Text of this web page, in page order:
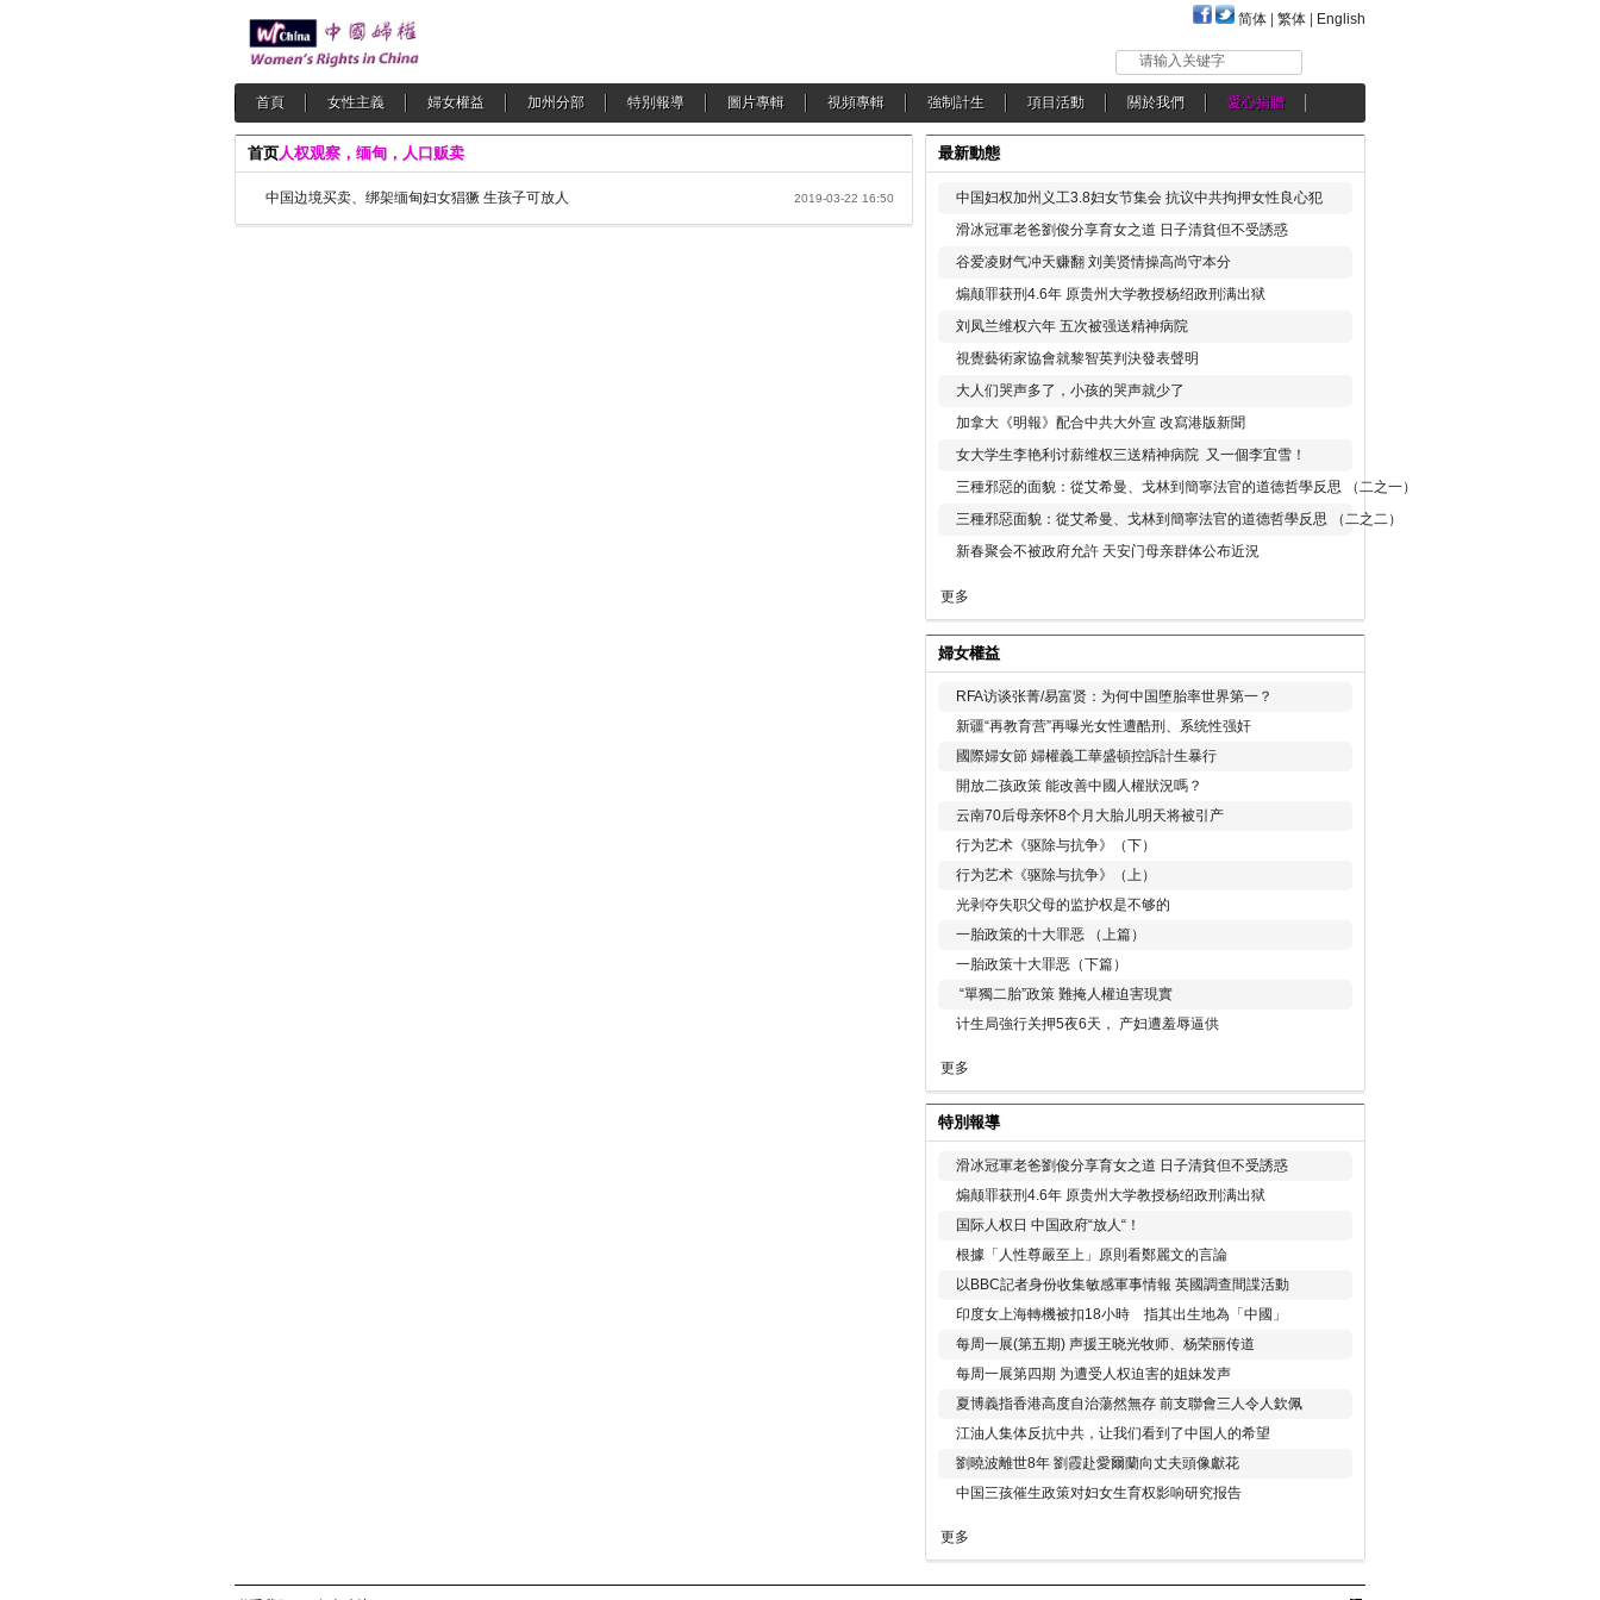
简体 繁体 English
请输入关键字
首頁 女性主義 婦女權益 加州分部 特別報導 圖片專輯 視頻專輯 強制計生 項目活動 關於我們 愛心捐贈
首页人权观察，缅甸，人口贩卖
中国边境买卖、绑架缅甸妇女猖獗 生孩子可放人 2019-03-22 16:50
最新動態
中国妇权加州义工3.8妇女节集会 抗议中共拘押女性良心犯
滑冰冠軍老爸劉俊分享育女之道 日子清貧但不受誘惑
谷爱凌财气冲天赚翻 刘美贤情操高尚守本分
煽颠罪获刑4.6年 原贵州大学教授杨绍政刑满出狱
刘凤兰维权六年 五次被强送精神病院
視覺藝術家協會就黎智英判決發表聲明
大人们哭声多了，小孩的哭声就少了
加拿大《明報》配合中共大外宣 改寫港版新聞
女大学生李艳利讨薪维权三送精神病院 又一個李宜雪！
三種邪惡的面貌：從艾希曼、戈林到簡寧法官的道德哲學反思 （二之一）
三種邪惡面貌：從艾希曼、戈林到簡寧法官的道德哲學反思 （二之二）
新春聚会不被政府允許 天安门母亲群体公布近況
更多
婦女權益
RFA访谈张菁/易富贤：为何中国堕胎率世界第一？
新疆“再教育营”再曝光女性遭酷刑、系统性强奸
國際婦女節 婦權義工華盛頓控訴計生暴行
開放二孩政策 能改善中國人權狀況嗎？
云南70后母亲怀8个月大胎儿明天将被引产
行为艺术《驱除与抗争》（下）
行为艺术《驱除与抗争》（上）
光剥夺失职父母的监护权是不够的
一胎政策的十大罪恶 （上篇）
一胎政策十大罪恶（下篇）
“單獨二胎”政策 難掩人權迫害現實
计生局強行关押5夜6天， 产妇遭羞辱逼供
更多
特別報導
滑冰冠軍老爸劉俊分享育女之道 日子清貧但不受誘惑
煽颠罪获刑4.6年 原贵州大学教授杨绍政刑满出狱
国际人权日 中国政府“放人“！
根據「人性尊嚴至上」原則看鄭麗文的言論
以BBC記者身份收集敏感軍事情報 英國調查間諜活動
印度女上海轉機被扣18小時 指其出生地為「中國」
每周一展(第五期) 声援王晓光牧师、杨荣丽传道
每周一展第四期 为遭受人权迫害的姐妹发声
夏博義指香港高度自治蕩然無存 前支聯會三人令人欽佩
江油人集体反抗中共，让我们看到了中国人的希望
劉曉波離世8年 劉霞赴愛爾蘭向丈夫頭像獻花
中国三孩催生政策对妇女生育权影响研究报告
更多